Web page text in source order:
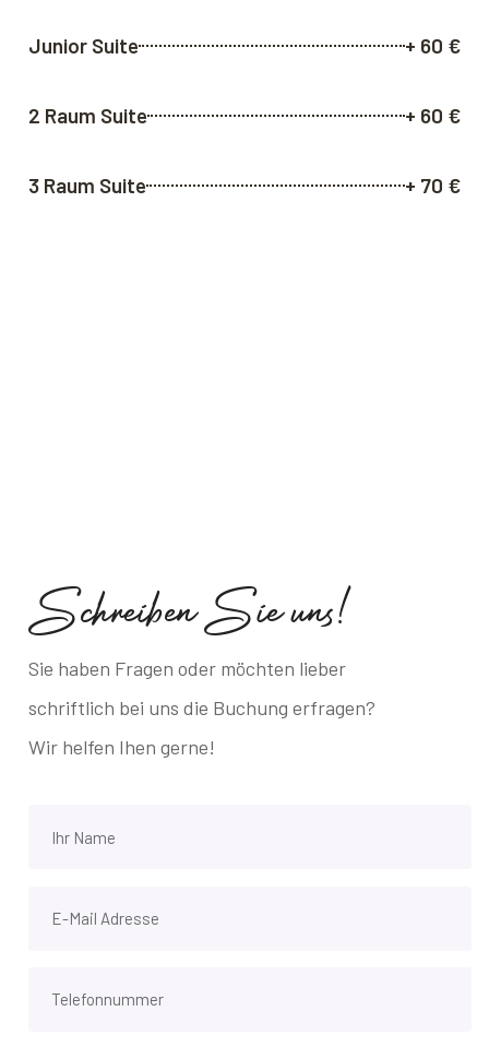
Junior Suite + 60 €
2 Raum Suite + 60 €
3 Raum Suite + 70 €
SchreibenSieuns!
Sie haben Fragen oder möchten lieber
schriftlich bei uns die Buchung erfragen?
Wir helfen Ihen gerne!